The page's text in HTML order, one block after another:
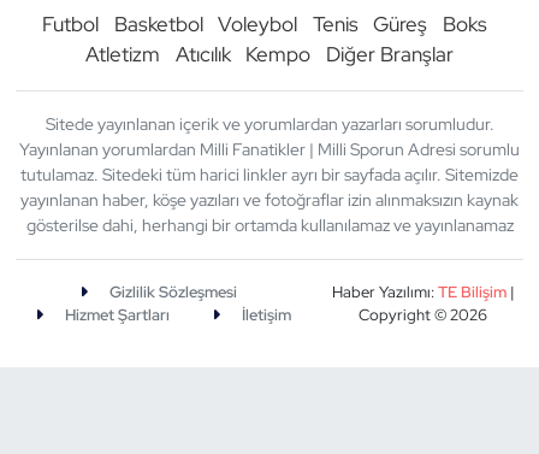
Futbol Basketbol Voleybol Tenis Güreş
Boks
Atletizm
Atıcılık Kempo Diğer Branşlar
Sitede yayınlanan içerik ve yorumlardan yazarları sorumludur.
Yayınlanan yorumlardan Milli Fanatikler | Milli Sporun Adresi sorumlu
tutulamaz. Sitedeki tüm harici linkler ayrı bir sayfada açılır. Sitemizde
yayınlanan haber, köşe yazıları ve fotoğraflar izin alınmaksızın kaynak
gösterilse dahi, herhangi bir ortamda kullanılamaz ve yayınlanamaz
Gizlilik Sözleşmesi
Hizmet Şartları
İletişim
Haber Yazılımı:TE Bilişim|
Copyright © 2026